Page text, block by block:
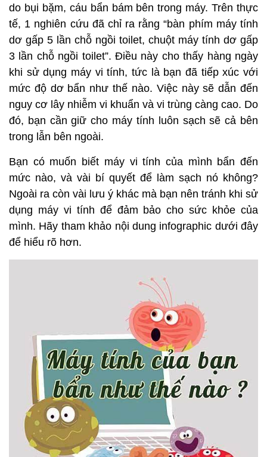
do bụi bặm, cáu bẩn bám bên trong máy. Trên thực
tế, 1 nghiên cứu đã chỉ ra rằng “bàn phím máy tính
dơ gấp 5 lần chỗ ngồi toilet, chuột máy tính dơ gấp
3 lần chỗ ngồi toilet”. Điều này cho thấy hàng ngày
khi sử dụng máy vi tính, tức là bạn đã tiếp xúc với
mức độ dơ bẩn như thế nào. Việc này sẽ dẫn đến
nguy cơ lây nhiễm vi khuẩn và vi trùng càng cao. Do
đó, bạn cần giữ cho máy tính luôn sạch sẽ cả bên
trong lẫn bên ngoài.
Bạn có muốn biết máy vi tính của mình bẩn đến
mức nào, và vài bí quyết để làm sạch nó không?
Ngoài ra còn vài lưu ý khác mà bạn nên tránh khi sử
dụng máy vi tính để đảm bảo cho sức khỏe của
mình. Hãy tham khảo nội dung infographic dưới đây
để hiểu rõ hơn.